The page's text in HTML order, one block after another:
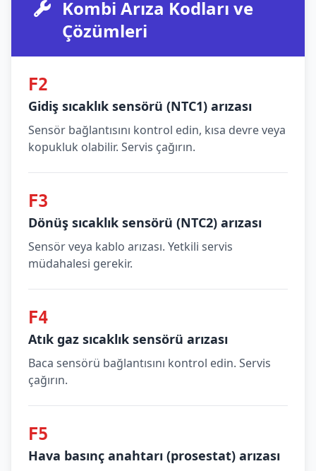
Kombi Arıza Kodları ve
Çözümleri
F2
Gidiş sıcaklık sensörü (NTC1) arızası
Sensör bağlantısını kontrol edin, kısa devre veya
kopukluk olabilir. Servis çağırın.
F3
Dönüş sıcaklık sensörü (NTC2) arızası
Sensör veya kablo arızası. Yetkili servis
müdahalesi gerekir.
F4
Atık gaz sıcaklık sensörü arızası
Baca sensörü bağlantısını kontrol edin. Servis
çağırın.
F5
Hava basınç anahtarı (prosestat) arızası